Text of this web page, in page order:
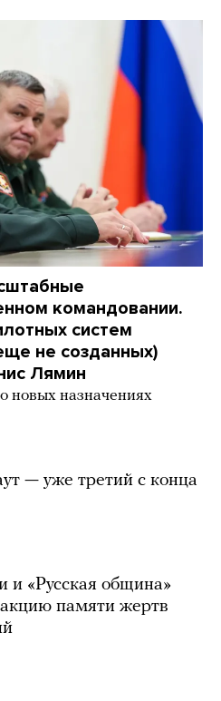
командовании.
систем
не созданных)
Лямин
новых назначениях
— уже третий с конца
и «Русская община»
памяти жертв